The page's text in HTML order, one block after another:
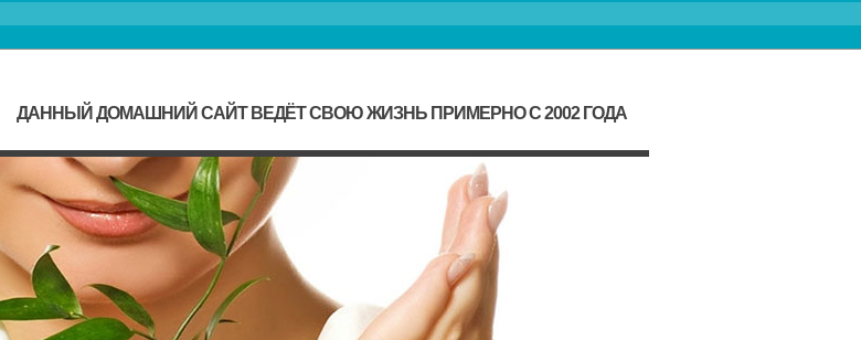
ДАННЫЙ ДОМАШНИЙ САЙТ ВЕДЁТ СВОЮ ЖИЗНЬ ПРИМЕРНО С 2002 ГОДА